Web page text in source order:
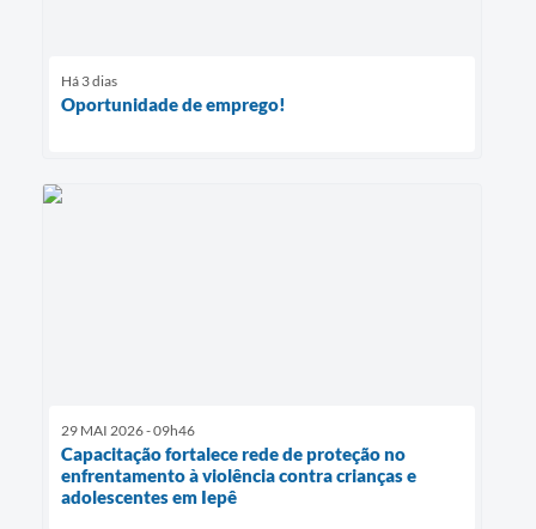
Há 3 dias
Oportunidade de emprego!
29 MAI 2026 - 09h46
Capacitação fortalece rede de proteção no
enfrentamento à violência contra crianças e
adolescentes em Iepê